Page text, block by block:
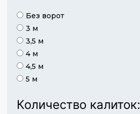
Без ворот
3 м
3,5 м
4 м
4,5 м
5 м
Количество калиток: